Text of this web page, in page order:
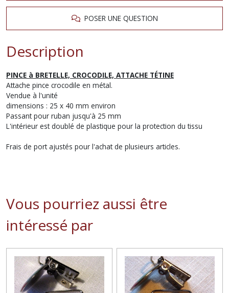
POSER UNE QUESTION
Description
PINCE à BRETELLE, CROCODILE, ATTACHE TÉTINE
Attache pince crocodile en métal.
Vendue à l'unité
dimensions : 25 x 40 mm environ
Passant pour ruban jusqu'à 25 mm
L'intérieur est doublé de plastique pour la protection du tissu
Frais de port ajustés pour l'achat de plusieurs articles.
Vous pourriez aussi être
intéressé par